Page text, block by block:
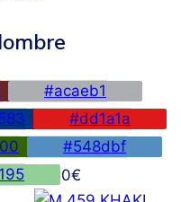
#acaeb1
#dd1a1a
#548dbf
45,00€